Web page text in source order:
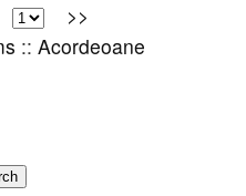
>>
:: Acordeoane